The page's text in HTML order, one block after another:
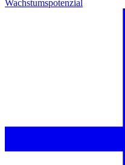
Wachstumspotenzial